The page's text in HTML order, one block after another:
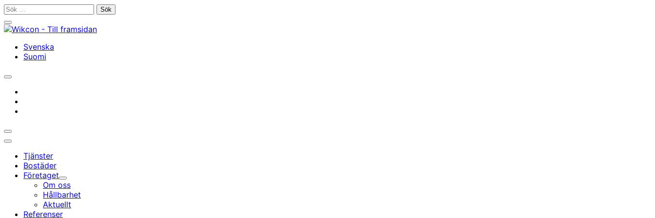
Gå
innehållet
Sök
Stäng
sökfältet
Svenska
Suomi
Öppna/stäng
Öppna/stäng
sökfältet
Huvudmeny
Tjänster
Bostäder
Företaget
Undermeny
Om oss
Hållbarhet
Aktuellt
Referenser